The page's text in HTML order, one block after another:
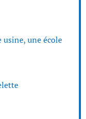
usine, une école